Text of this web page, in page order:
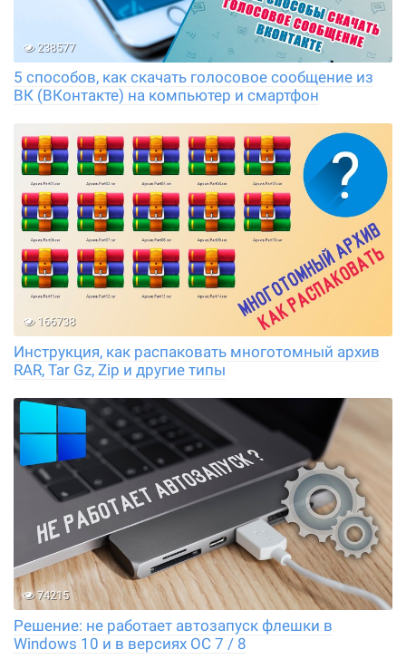
238577
5 способов, как скачать голосовое сообщение из
ВК (ВКонтакте) на компьютер и смартфон
166738
Инструкция, как распаковать многотомный архив
RAR, Tar Gz, Zip и другие типы
74215
Решение: не работает автозапуск флешки в
Windows 10 и в версиях ОС 7 / 8